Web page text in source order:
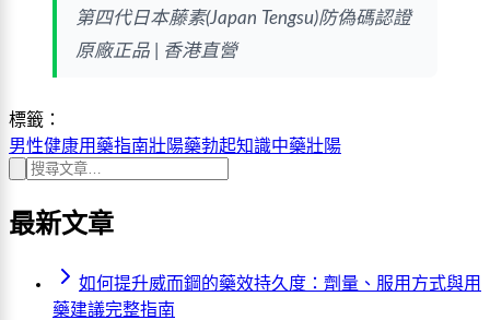
第四代日本藤素(Japan Tengsu)防偽碼認證
原廠正品 | 香港直營
標籤：
男性健康用藥指南壯陽藥勃起知識中藥壯陽
最新文章
如何提升威而鋼的藥效持久度：劑量、服用方式與用
藥建議完整指南